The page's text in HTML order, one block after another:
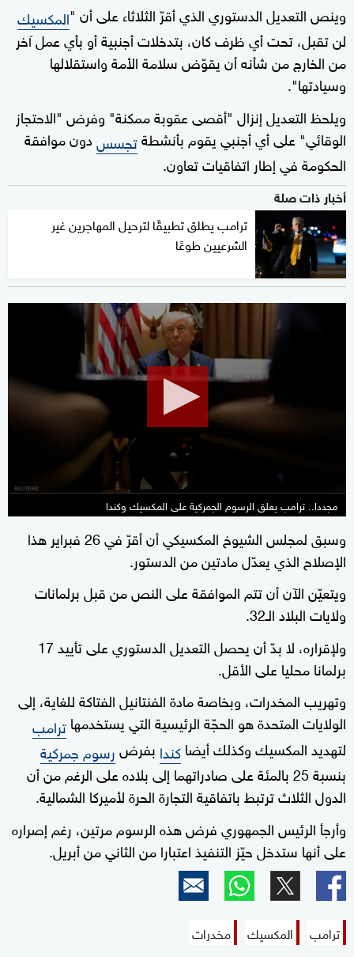
وينص التعديل الدستوري الذي أقرّ الثلاثاء على أن "المكسيك
لن تقبل، تحت أي ظرف كان، بتدخلات أجنبية أو بأي عمل آخر
من الخارج من شأنه أن يقوّض سلامة الأمة واستقلالها
وسيادتها".
ويلحظ التعديل إنزال "أقصى عقوبة ممكنة" وفرض "الاحتجاز
الوقائي" على أي أجنبي يقوم بأنشطةتجسسدون موافقة
الحكومة في إطار اتفاقيات تعاون.
أخبار ذات صلة
ترامب يطلق تطبيقًا لترحيل المهاجرين غير
الشرعيين طوعًا
minute,
مجددا.. ترامب يعلق الرسوم الجمركية على المكسيك وكندا
وسبق لمجلس الشيوخ المكسيكي أن أقرّ في 26 فبراير هذا
الإصلاح الذي يعدّل مادتين من الدستور.
ويتعيّن الآن أن تتم الموافقة على النص من قبل برلمانات
ولايات البلاد الـ32.
ولإقراره، لا بدّ أن يحصل التعديل الدستوري على تأييد 17
برلمانا محليا على الأقل.
وتهريب المخدرات، وبخاصة مادة الفنتانيل الفتاكة للغاية، إلى
الولايات المتحدة هو الحجّة الرئيسية التي يستخدمهاترامب
لتهديد المكسيك وكذلك أيضاكندا بفرضرسوم جمركية
بنسبة 25 بالمئة على صادراتهما إلى بلاده على الرغم من أن
الدول الثلاث ترتبط باتفاقية التجارة الحرة لأميركا الشمالية.
وأرجأ الرئيس الجمهوري فرض هذه الرسوم مرتين، رغم إصراره
على أنها ستدخل حيّز التنفيذ اعتبارا من الثاني من أبريل.
ترامب المكسيك مخدرات